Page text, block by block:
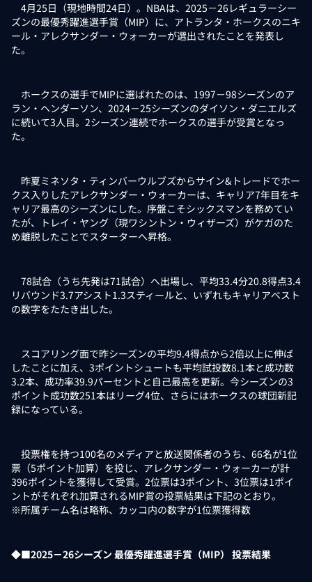
4月25日（現地時間24日）。NBAは、2025－26レギュラーシー
ズンの最優秀躍進選手賞（MIP）に、アトランタ・ホークスのニキ
ール・アレクサンダー・ウォーカーが選出されたことを発表し
た。
ホークスの選手でMIPに選ばれたのは、1997－98シーズンのア
ラン・ヘンダーソン、2024－25シーズンのダイソン・ダニエルズ
に続いて3人目。2シーズン連続でホークスの選手が受賞となっ
た。
昨夏ミネソタ・ティンバーウルブズからサイン&トレードでホー
クス入りしたアレクサンダー・ウォーカーは、キャリア7年目をキ
ャリア最高のシーズンにした。序盤こそシックスマンを務めてい
たが、トレイ・ヤング（現ワシントン・ウィザーズ）がケガのた
め離脱したことでスターターへ昇格。
78試合（うち先発は71試合）へ出場し、平均33.4分20.8得点3.4
リバウンド3.7アシスト1.3スティールと、いずれもキャリアベスト
の数字をたたき出した。
スコアリング面で昨シーズンの平均9.4得点から2倍以上に伸ば
したことに加え、3ポイントシュートも平均試投数8.1本と成功数
3.2本、成功率39.9パーセントと自己最高を更新。今シーズンの3
ポイント成功数251本はリーグ4位、さらにはホークスの球団新記
録になっている。
投票権を持つ100名のメディアと放送関係者のうち、66名が1位
票（5ポイント加算）を投じ、アレクサンダー・ウォーカーが計
396ポイントを獲得して受賞。2位票は3ポイント、3位票は1ポイ
ントがそれぞれ加算されるMIP賞の投票結果は下記のとおり。
※所属チーム名は略称、カッコ内の数字が1位票獲得数
◆■2025－26シーズン 最優秀躍進選手賞（MIP） 投票結果